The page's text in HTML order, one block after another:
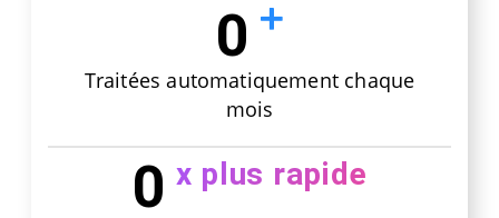
Traitées automatiquement chaque
mois
0
0 x plus rapide